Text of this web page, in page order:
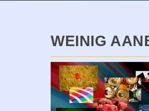
WEINIG